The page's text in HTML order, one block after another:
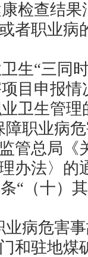
康检查结
者职业病
生“三同
目申报
业卫生管
障职业病
管总局《
办法〉的
“（十）
业病危害
和驻地煤